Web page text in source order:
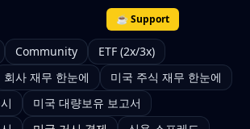
☕ Support
Community
ETF (2x/3x)
회사 재무 한눈에
미국 주식 재무 한눈에
미국 대량보유 보고서